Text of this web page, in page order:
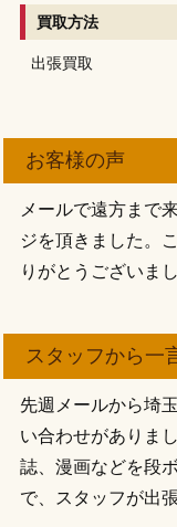
買取方法
出張買取
お客様の声
メールで遠方まで
ジを頂きました。
りがとうございまし
スタッフから一
先週メールから埼
い合わせがありま
誌、漫画などを段
で、スタッフが出